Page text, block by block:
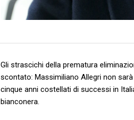
Gli strascichi della prematura
scontato: Massimiliano Allegri non
cinque anni costellati di successi in
bianconera.